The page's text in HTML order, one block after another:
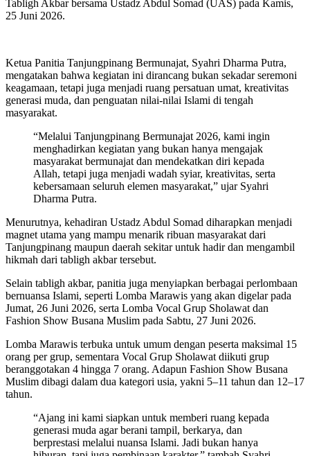
Tabligh Akbar bersama Ustadz Abdul Somad (UAS) pada Kamis,
25 Juni 2026.
Ketua Panitia Tanjungpinang Bermunajat, Syahri Dharma Putra,
mengatakan bahwa kegiatan ini dirancang bukan sekadar seremoni
keagamaan, tetapi juga menjadi ruang persatuan umat, kreativitas
generasi muda, dan penguatan nilai-nilai Islami di tengah
masyarakat.
“Melalui Tanjungpinang Bermunajat 2026, kami ingin
menghadirkan kegiatan yang bukan hanya mengajak
masyarakat bermunajat dan mendekatkan diri kepada
Allah, tetapi juga menjadi wadah syiar, kreativitas, serta
kebersamaan seluruh elemen masyarakat,” ujar Syahri
Dharma Putra.
Menurutnya, kehadiran Ustadz Abdul Somad diharapkan menjadi
magnet utama yang mampu menarik ribuan masyarakat dari
Tanjungpinang maupun daerah sekitar untuk hadir dan mengambil
hikmah dari tabligh akbar tersebut.
Selain tabligh akbar, panitia juga menyiapkan berbagai perlombaan
bernuansa Islami, seperti Lomba Marawis yang akan digelar pada
Jumat, 26 Juni 2026, serta Lomba Vocal Grup Sholawat dan
Fashion Show Busana Muslim pada Sabtu, 27 Juni 2026.
Lomba Marawis terbuka untuk umum dengan peserta maksimal 15
orang per grup, sementara Vocal Grup Sholawat diikuti grup
beranggotakan 4 hingga 7 orang. Adapun Fashion Show Busana
Muslim dibagi dalam dua kategori usia, yakni 5–11 tahun dan 12–17
tahun.
“Ajang ini kami siapkan untuk memberi ruang kepada
generasi muda agar berani tampil, berkarya, dan
berprestasi melalui nuansa Islami. Jadi bukan hanya